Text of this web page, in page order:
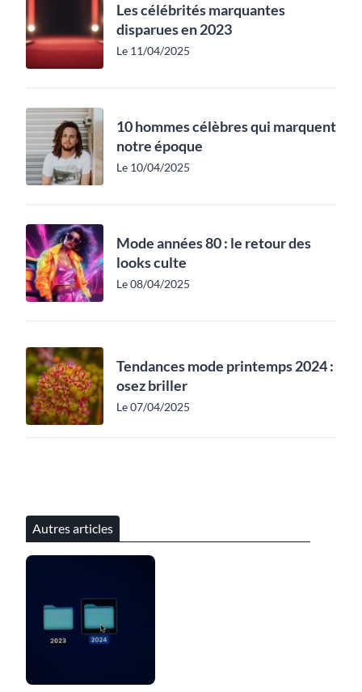
Les célébrités marquantes
disparues en 2023
Le 11/04/2025
10 hommes célèbres qui marquent
notre époque
Le 10/04/2025
Mode années 80 : le retour des
looks culte
Le 08/04/2025
Tendances mode printemps 2024 :
osez briller
Le 07/04/2025
Autres articles